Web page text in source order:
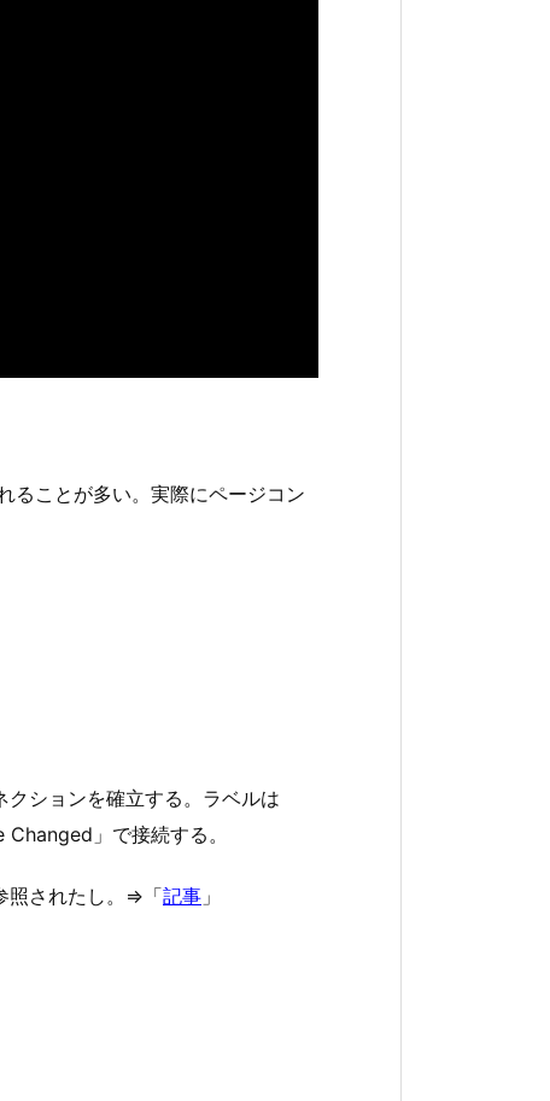
ることが多い。実際にページコン
ションを確立する。ラベルは
」で接続する。
照されたし。⇒「記事 」